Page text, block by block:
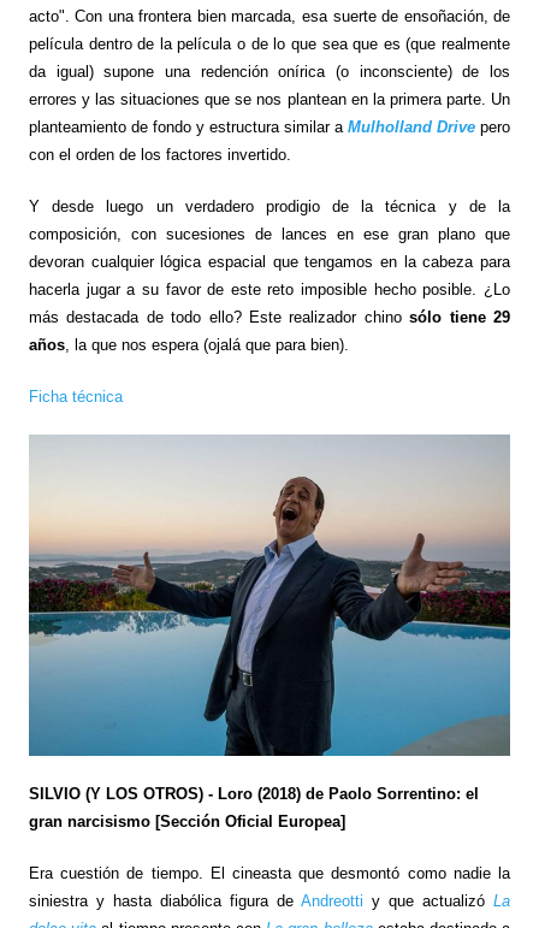
acto". Con una frontera bien marcada, esa suerte de ensoñación, de
película dentro de la película o de lo que sea que es (que realmente
da igual) supone una redención onírica (o inconsciente) de los
errores y las situaciones que se nos plantean en la primera parte. Un
planteamiento de fondo y estructura similar aMulholland Drive pero
con el orden de los factores invertido.
Y desde luego un verdadero prodigio de la técnica y de la
composición, con sucesiones de lances en ese gran plano que
devoran cualquier lógica espacial que tengamos en la cabeza para
hacerla jugar a su favor de este reto imposible hecho posible. ¿Lo
más destacada de todo ello? Este realizador chinosólo tiene 29
años, la que nos espera (ojalá que para bien).
Ficha técnica
SILVIO (Y LOS OTROS) - Loro (2018) de Paolo Sorrentino: el
gran narcisismo [Sección Oficial Europea]
Era cuestión de tiempo. El cineasta que desmontó como nadie la
siniestra y hasta diabólica figura de Andreotti y que actualizóLa